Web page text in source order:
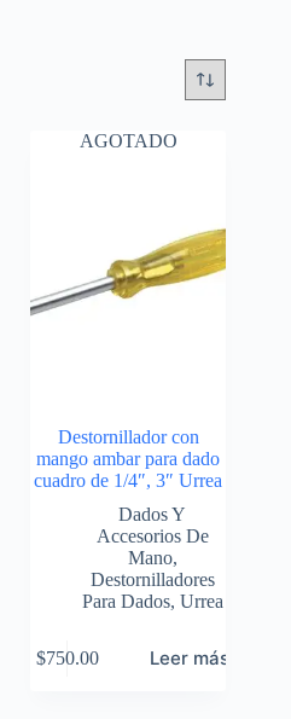
AGOTADO
Destornillador con
mango ambar para dado
cuadro de 1/4″, 3″ Urrea
Dados Y
Accesorios De
Mano,
Destornilladores
Para Dados, Urrea
$750.00 Leer más